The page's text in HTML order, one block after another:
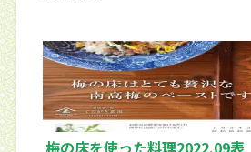
梅の床を使った料理2022.09表